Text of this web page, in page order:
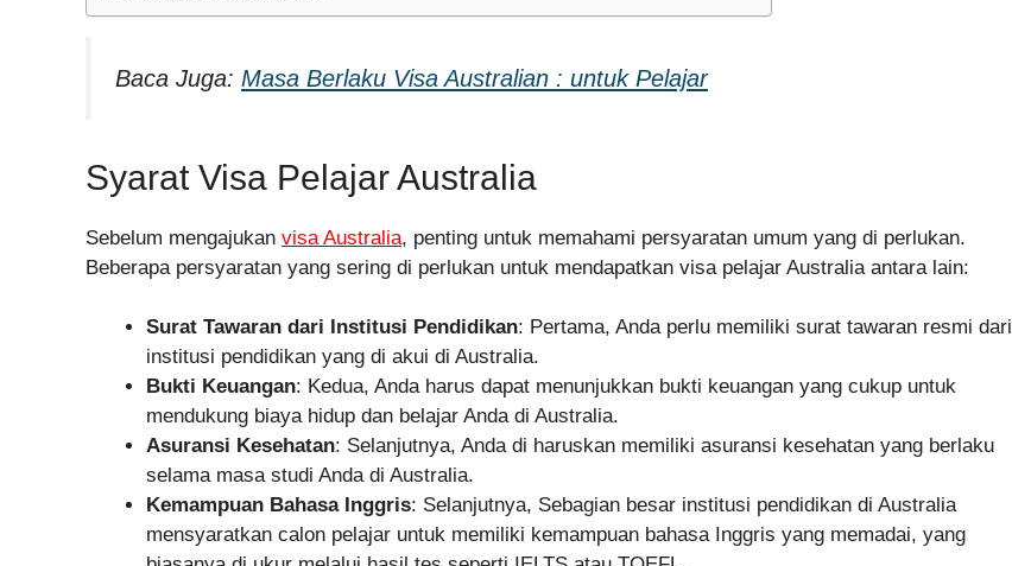
Baca Juga: Masa Berlaku Visa Australian : untuk Pelajar
Syarat Visa Pelajar Australia
Sebelum mengajukan visa Australia, penting untuk memahami persyaratan umum yang di perlukan.
Beberapa persyaratan yang sering di perlukan untuk mendapatkan visa pelajar Australia antara lain:
Surat Tawaran dari Institusi Pendidikan: Pertama, Anda perlu memiliki surat tawaran resmi dari
institusi pendidikan yang di akui di Australia.
Bukti Keuangan: Kedua, Anda harus dapat menunjukkan bukti keuangan yang cukup untuk
mendukung biaya hidup dan belajar Anda di Australia.
Asuransi Kesehatan: Selanjutnya, Anda di haruskan memiliki asuransi kesehatan yang berlaku
selama masa studi Anda di Australia.
Kemampuan Bahasa Inggris: Selanjutnya, Sebagian besar institusi pendidikan di Australia
mensyaratkan calon pelajar untuk memiliki kemampuan bahasa Inggris yang memadai, yang